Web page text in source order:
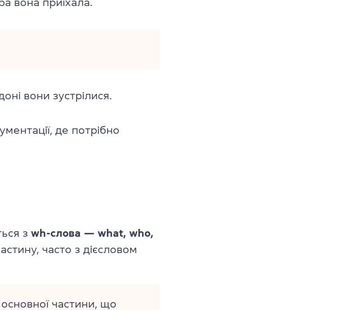
вона приїхала.
вони зустрілися.
де потрібно
з wh-слова — what, who,
часто з дієсловом
основної частини, що